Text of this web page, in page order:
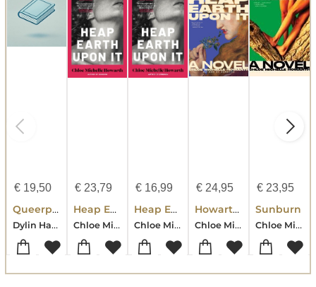
€19,50
Queerphoria
Dylin Hardcastle-Seth Insua-Elle Nash-James Cahill-Chloe Michelle Howarth-William Rayfet Hunter-Joshua Jones-Joelle Taylor-Gerardo Samano Cordova
€23,79
Heap Earth Upon It
Chloe Michelle Howarth
€ 16,99
Heap Earth Upon It
Chloe Michelle Howarth
€ 24,95
Howarth, C: Heap Earth Upon It
Chloe Michelle Howarth
€ 23,95
Sunburn
Chloe Michelle Howarth